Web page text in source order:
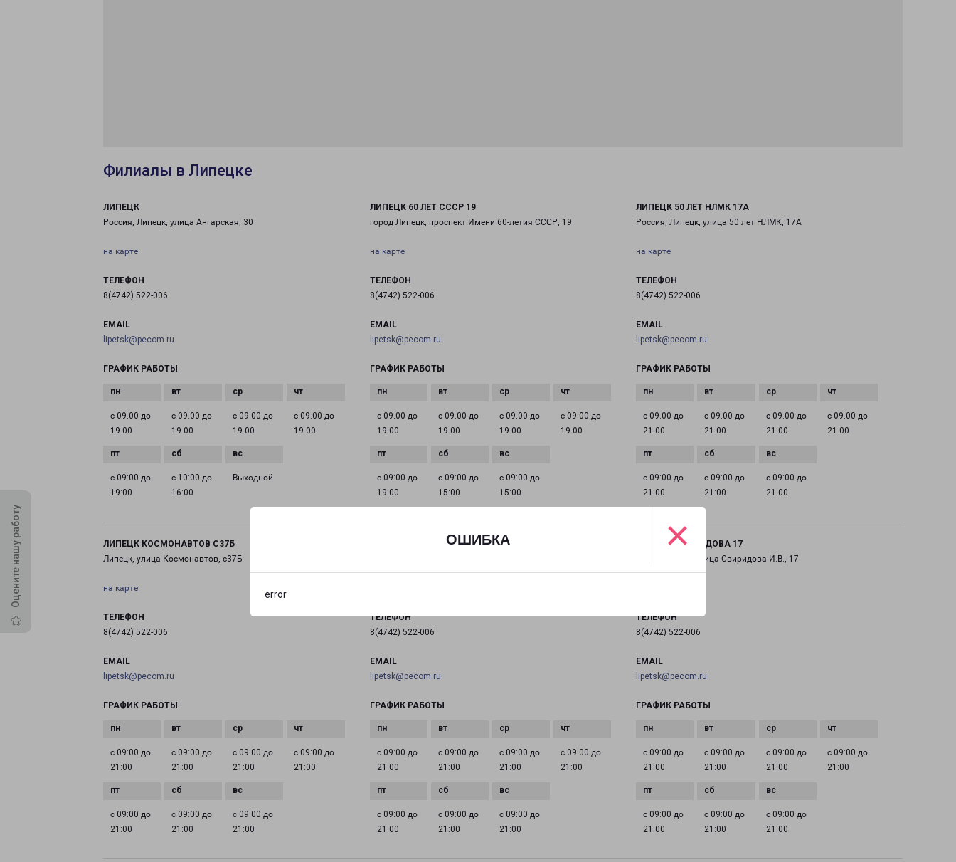
ОШИБКА
error
×
Оцените нашу работу
Филиалы в Липецке
ЛИПЕЦК
Россия, Липецк, улица Ангарская, 30
на карте
ТЕЛЕФОН
8(4742) 522-006
EMAIL
lipetsk@pecom.ru
ГРАФИК РАБОТЫ
с 09:00 до
19:00
с 09:00 до
19:00
с 09:00 до
19:00
с 09:00 до
19:00
с 09:00 до
19:00
с 10:00 до
16:00
Выходной
ЛИПЕЦК 60 ЛЕТ СССР 19
город Липецк, проспект Имени 60-летия СССР, 19
на карте
ТЕЛЕФОН
8(4742) 522-006
EMAIL
lipetsk@pecom.ru
ГРАФИК РАБОТЫ
с 09:00 до
19:00
с 09:00 до
19:00
с 09:00 до
19:00
с 09:00 до
19:00
с 09:00 до
19:00
с 09:00 до
15:00
с 09:00 до
15:00
ЛИПЕЦК 50 ЛЕТ НЛМК 17А
Россия, Липецк, улица 50 лет НЛМК, 17А
на карте
ТЕЛЕФОН
8(4742) 522-006
EMAIL
lipetsk@pecom.ru
ГРАФИК РАБОТЫ
с 09:00 до
21:00
с 09:00 до
21:00
с 09:00 до
21:00
с 09:00 до
21:00
с 09:00 до
21:00
с 09:00 до
21:00
с 09:00 до
21:00
ЛИПЕЦК КОСМОНАВТОВ С37Б
Липецк, улица Космонавтов, с37Б
на карте
ТЕЛЕФОН
8(4742) 522-006
EMAIL
lipetsk@pecom.ru
ГРАФИК РАБОТЫ
с 09:00 до
21:00
с 09:00 до
21:00
с 09:00 до
21:00
с 09:00 до
21:00
с 09:00 до
21:00
с 09:00 до
21:00
с 09:00 до
21:00
ЛИПЕЦК ХРЕННИКОВА 1
ТЕЛЕФОН
8(4742) 522-006
EMAIL
lipetsk@pecom.ru
ГРАФИК РАБОТЫ
с 09:00 до
21:00
с 09:00 до
21:00
с 09:00 до
21:00
с 09:00 до
21:00
с 09:00 до
21:00
с 09:00 до
21:00
с 09:00 до
21:00
ЛИПЕЦК СВИРИДОВА 17
город Липецк, улица Свиридова И.В., 17
ТЕЛЕФОН
8(4742) 522-006
EMAIL
lipetsk@pecom.ru
ГРАФИК РАБОТЫ
с 09:00 до
21:00
с 09:00 до
21:00
с 09:00 до
21:00
с 09:00 до
21:00
с 09:00 до
21:00
с 09:00 до
21:00
с 09:00 до
21:00